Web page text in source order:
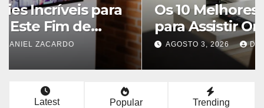
15 Filmes e Séries Incríveis para
Assistir Online Este Fim de
Semana
AGOSTO 5, 2026 DANIEL ZACARDO
Latest Popular Trending